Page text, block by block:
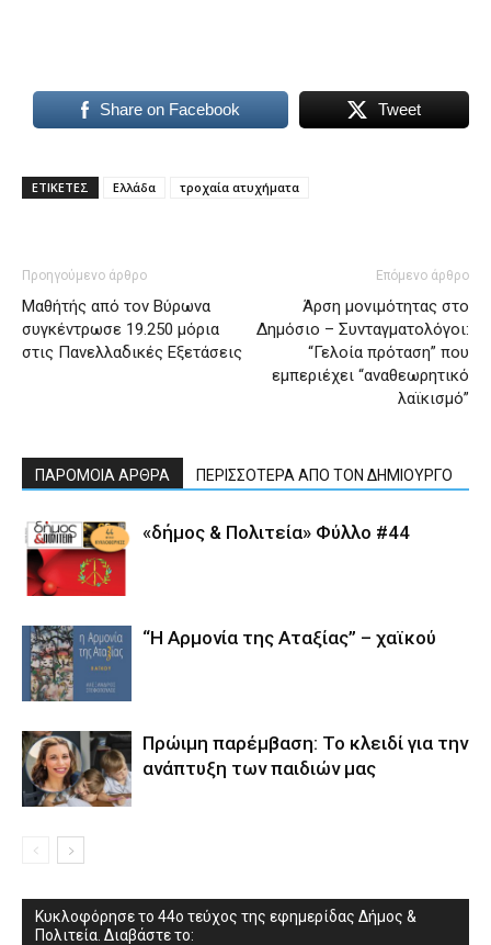
Share on Facebook Tweet
ΕΤΙΚΕΤΕΣ Ελλάδα τροχαία ατυχήματα
Προηγούμενο άρθρο
Μαθήτής από τον Βύρωνα
συγκέντρωσε 19.250 μόρια
στις Πανελλαδικές Εξετάσεις
Επόμενο άρθρο
Άρση μονιμότητας στο
Δημόσιο – Συνταγματολόγοι:
“Γελοία πρόταση” που
εμπεριέχει “αναθεωρητικό
λαϊκισμό”
ΠΑΡΟΜΟΙΑ ΑΡΘΡΑ ΠΕΡΙΣΣΟΤΕΡΑ ΑΠΟ ΤΟΝ ΔΗΜΙΟΥΡΓΟ
«δήμος & Πολιτεία» Φύλλο #44
“Η Αρμονία της Αταξίας” – χαϊκού
Πρώιμη παρέμβαση: Το κλειδί για την
ανάπτυξη των παιδιών µας
Κυκλοφόρησε το 44ο τεύχος της εφημερίδας Δήμος &
Πολιτεία. Διαβάστε το: